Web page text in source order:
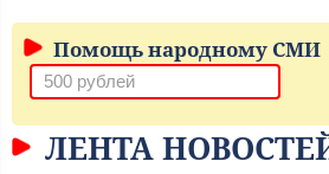
Помощь народному СМИ
ЛЕНТА